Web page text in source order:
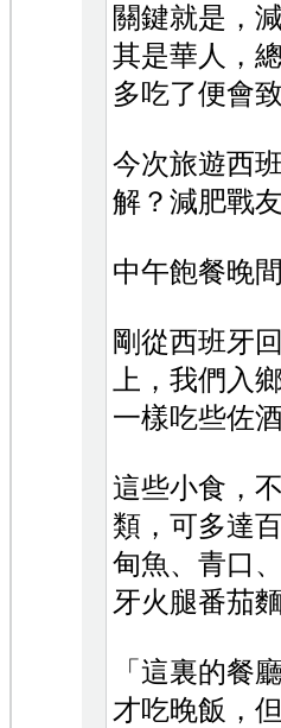
關鍵就是，
其是華人，
多吃了便會致
今次旅遊西
解？減肥戰
中午飽餐晚
剛從西班牙
上，我們入
一樣吃些佐
這些小食，
類，可多達
甸魚、青口
牙火腿番茄
「這裏的餐
才吃晚飯，